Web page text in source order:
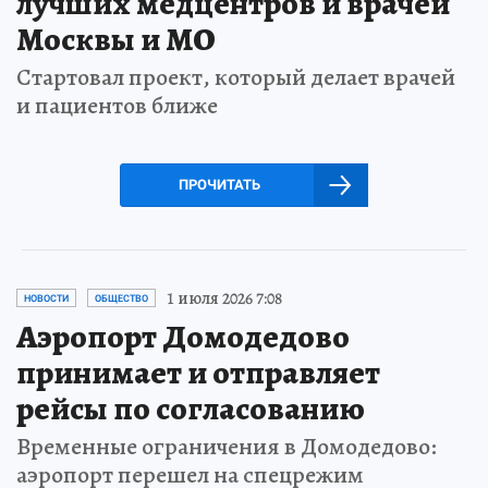
Москвы и МО
Стартовал проект, который делает врачей
и пациентов ближе
ПРОЧИТАТЬ
НОВОСТИ ОБЩЕСТВО 1 июля 2026 7:08
Аэропорт Домодедово
принимает и отправляет
рейсы по согласованию
Временные ограничения в Домодедово:
аэропорт перешел на спецрежим